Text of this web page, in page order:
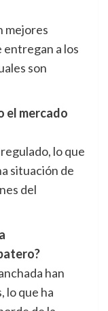
mejores
entregan a los
son
el mercado
lo que
situación de
del
han
lo que ha